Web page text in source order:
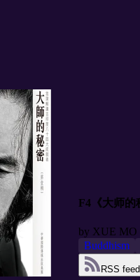
by XUE MO
Buddhism
RSS feed